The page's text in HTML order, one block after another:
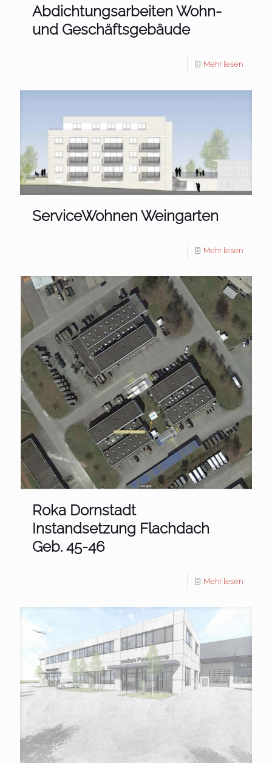
Abdichtungsarbeiten Wohn-
und Geschäftsgebäude
Mehr lesen
ServiceWohnen Weingarten
Mehr lesen
Roka Dornstadt
Instandsetzung Flachdach
Geb. 45-46
Mehr lesen